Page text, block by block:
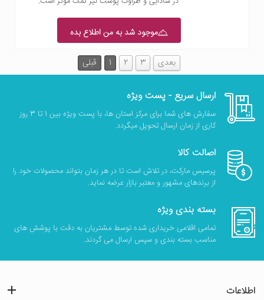
موجود شد به من اطلاع بده
قبلی 1 2 3 بعدی
ارسال سریع - پست ویژه
سفارش های شما برای مرکز استان ها، با پست ویژه بین 1 تا 3 روز
کاری از زمان ارسال تحویل میگردد.
اصالت کالا
پرسیس مارکت، در تلاش است تا در هر زمان بتواند محصولات خود را
از برندهای مشهور و معتبر بازار عرضه نماید.
بسته بندی ویژه
تمامی اقلامی خریداری شده توسط مشتریان به دقت با پوشش های
مناسب بسته بندی و سپس ارسال می گردند.
اطلاعات